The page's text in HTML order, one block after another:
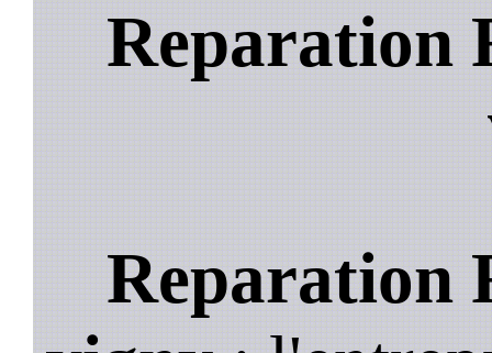
Reparation
Reparation